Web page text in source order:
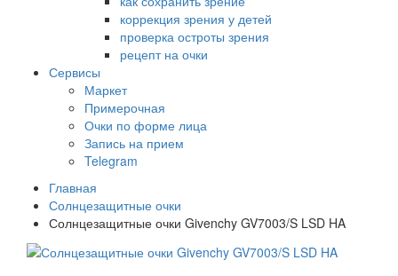
коррекция зрения у детей
проверка остроты зрения
рецепт на очки
Сервисы
Маркет
Примерочная
Очки по форме лица
Запись на прием
Telegram
Главная
Солнцезащитные очки
Солнцезащитные очки Givenchy GV7003/S LSD HA